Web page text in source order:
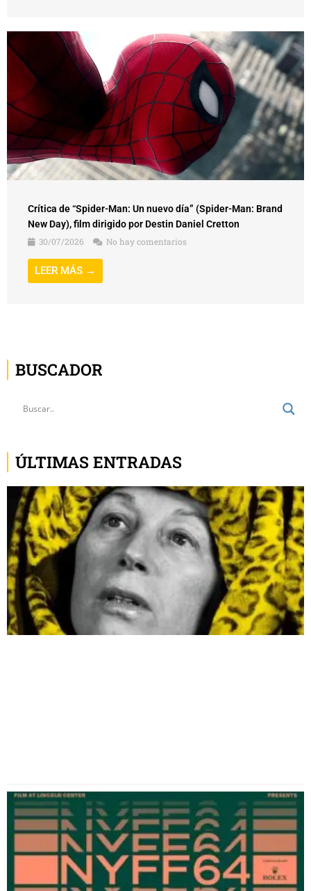
Crítica de “Spider-Man: Un nuevo día” (Spider-Man: Brand
New Day), film dirigido por Destin Daniel Cretton
30/07/2026
No hay comentarios
LEER MÁS →
BUSCADOR
ÚLTIMAS ENTRADAS